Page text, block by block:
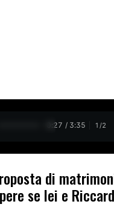
0:28 / 3:35 1 /2
di
se lei e